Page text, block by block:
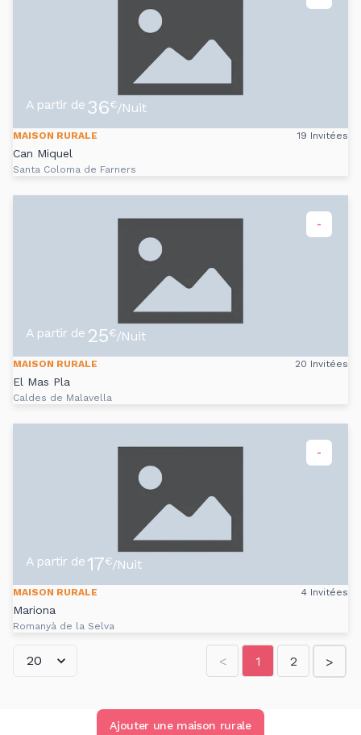
A partir de 36€/Nuit
MAISON RURALE 19 Invitées
Can Miquel
Santa Coloma de Farners
-
A partir de 25€/Nuit
MAISON RURALE 20 Invitées
El Mas Pla
Caldes de Malavella
-
A partir de 17€/Nuit
MAISON RURALE 4 Invitées
Mariona
Romanyà de la Selva
< 1 2 >
Ajouter une maison rurale